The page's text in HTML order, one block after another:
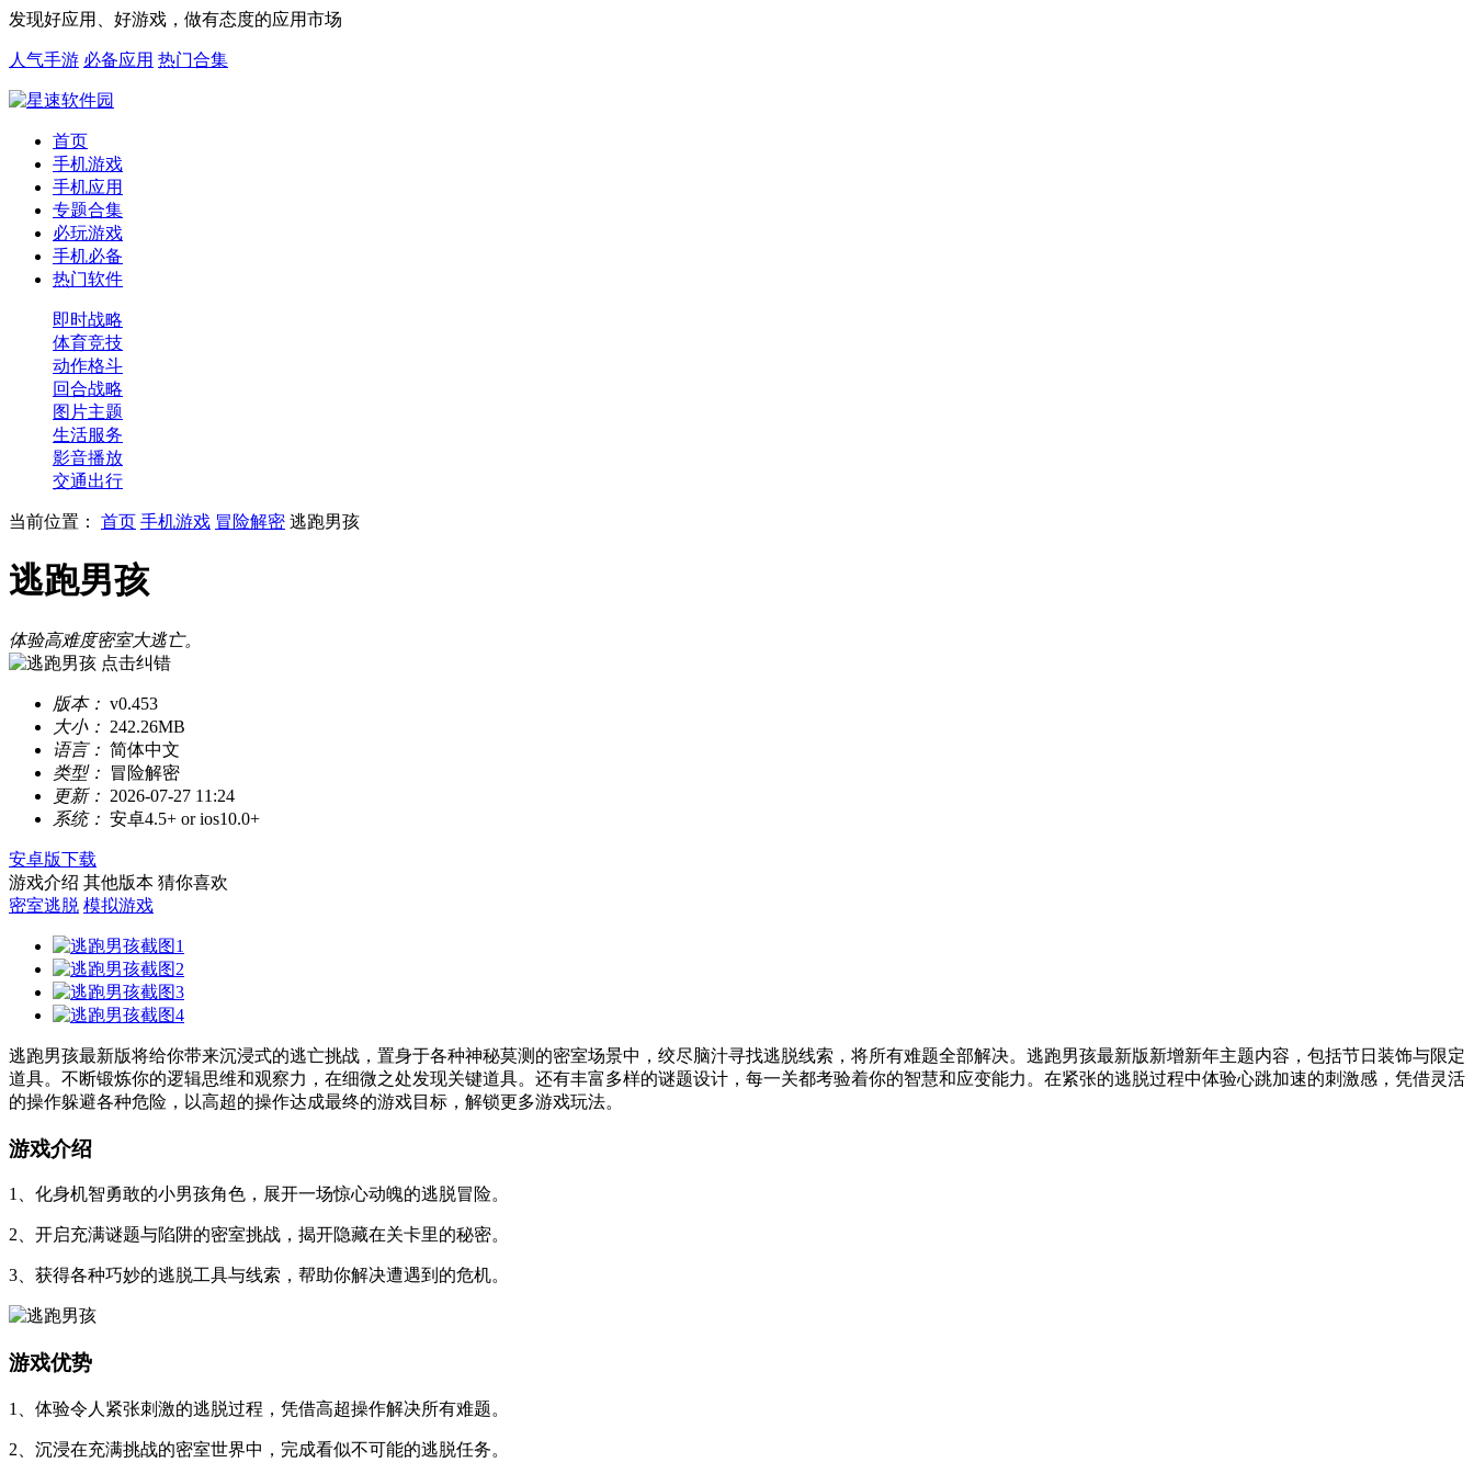
发现好应用、好游戏，做有态度的应用市场
人气手游 必备应用 热门合集
首页
手机游戏
手机应用
专题合集
必玩游戏
手机必备
热门软件
即时战略
体育竞技
动作格斗
回合战略
图片主题
生活服务
影音播放
交通出行
当前位置： 首页 手机游戏 冒险解密 逃跑男孩
逃跑男孩
体验高难度密室大逃亡。
点击纠错
版本： v0.453
大小： 242.26MB
语言： 简体中文
类型：
冒险解密
更新： 2026-07-27 11:24
系统： 安卓4.5+ or ios10.0+
安卓版下载
游戏介绍 其他版本 猜你喜欢
密室逃脱 模拟游戏
逃跑男孩最新版将给你带来沉浸式的逃亡挑战，置身于各种神秘莫测的密室场景中，绞尽脑汁寻找逃脱线索，将所有难题全部解决。逃跑男孩最新版新增新年主题内容，包括节日装饰与限定
道具。不断锻炼你的逻辑思维和观察力，在细微之处发现关键道具。还有丰富多样的谜题设计，每一关都考验着你的智慧和应变能力。在紧张的逃脱过程中体验心跳加速的刺激感，凭借灵活
的操作躲避各种危险，以高超的操作达成最终的游戏目标，解锁更多游戏玩法。
游戏介绍
1、化身机智勇敢的小男孩角色，展开一场惊心动魄的逃脱冒险。
2、开启充满谜题与陷阱的密室挑战，揭开隐藏在关卡里的秘密。
3、获得各种巧妙的逃脱工具与线索，帮助你解决遭遇到的危机。
游戏优势
1、体验令人紧张刺激的逃脱过程，凭借高超操作解决所有难题。
2、沉浸在充满挑战的密室世界中，完成看似不可能的逃脱任务。